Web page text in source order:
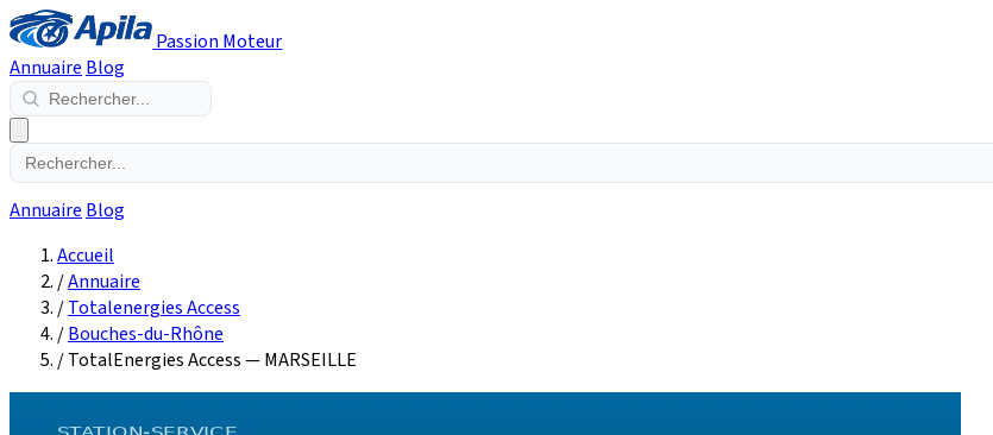
Passion Moteur
Annuaire Blog
Annuaire Blog
Accueil
/Annuaire
/Totalenergies Access
/Bouches-du-Rhône
/TotalEnergies Access — MARSEILLE